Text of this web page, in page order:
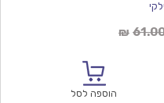
₪
הוספה לסל